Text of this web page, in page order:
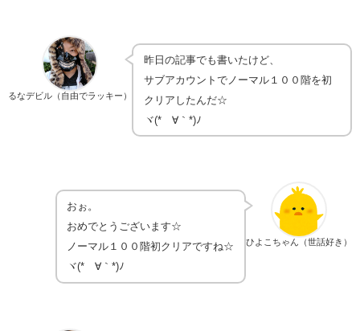
るなデビル（自由でラッキー）
昨日の記事でも書いたけど、
サブアカウントでノーマル１００階を初
クリアしたんだ☆
ヾ(*´∀｀*)ﾉ
ひよこちゃん（世話好き）
おぉ。
おめでとうございます☆
ノーマル１００階初クリアですね☆
ヾ(*´∀｀*)ﾉ